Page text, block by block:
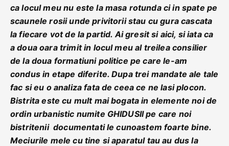
ca locul meu nu este la masa rotunda ci in spate pe
scaunele rosii unde privitorii stau cu gura cascata
la fiecare vot de la partid. Ai gresit si aici, si iata ca
a doua oara trimit in locul meu al treilea consilier
de la doua formatiuni politice pe care le-am
condus in etape diferite. Dupa trei mandate ale tale
fac si eu o analiza fata de ceea ce ne lasi plocon.
Bistrita este cu mult mai bogata in elemente noi de
ordin urbanistic numite GHIDUSII pe care noi
bistritenii documentati le cunoastem foarte bine.
Meciurile mele cu tine si aparatul tau au dus la